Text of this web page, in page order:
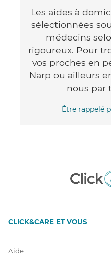
Les aides à
sélectionnées
médecins
rigoureux. Pour
vos proches en
Narp ou ailleurs
nous par
Être rappelé
CLICK&CARE ET VOUS
Aide